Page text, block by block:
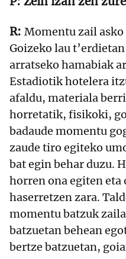
Momentu zail asko
Goizeko lau
arratseko hamabiak
Estadiotik hotelera
afaldu, materiala
horretatik, fisikoki,
badaude momentu
zaude tiro egiteko
bat egin behar duzu.
horren ona egiten
haserretzen zara.
momentu batzuk
batzuetan behean
bertze batzuetan,